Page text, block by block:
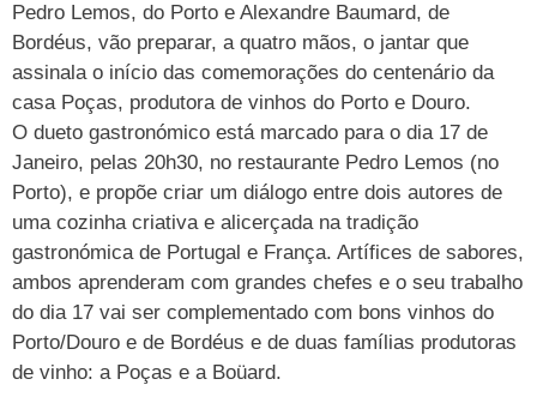
Pedro Lemos, do Porto e Alexandre Baumard, de
Bordéus, vão preparar, a quatro mãos, o jantar que
assinala o início das comemorações do centenário da
casa Poças, produtora de vinhos do Porto e Douro.
O dueto gastronómico está marcado para o dia 17 de
Janeiro, pelas 20h30, no restaurante Pedro Lemos (no
Porto), e propõe criar um diálogo entre dois autores de
uma cozinha criativa e alicerçada na tradição
gastronómica de Portugal e França. Artífices de sabores,
ambos aprenderam com grandes chefes e o seu trabalho
do dia 17 vai ser complementado com bons vinhos do
Porto/Douro e de Bordéus e de duas famílias produtoras
de vinho: a Poças e a Boüard.